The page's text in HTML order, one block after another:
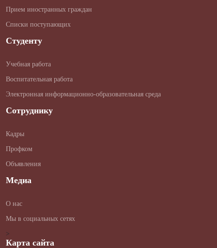
Прием иностранных граждан
Списки поступающих
Студенту
Учебная работа
Воспитательная работа
Электронная информационно-образовательная среда
Сотруднику
Кадры
Профком
Объявления
Медиа
О нас
Мы в социальных сетях
>
Карта сайта